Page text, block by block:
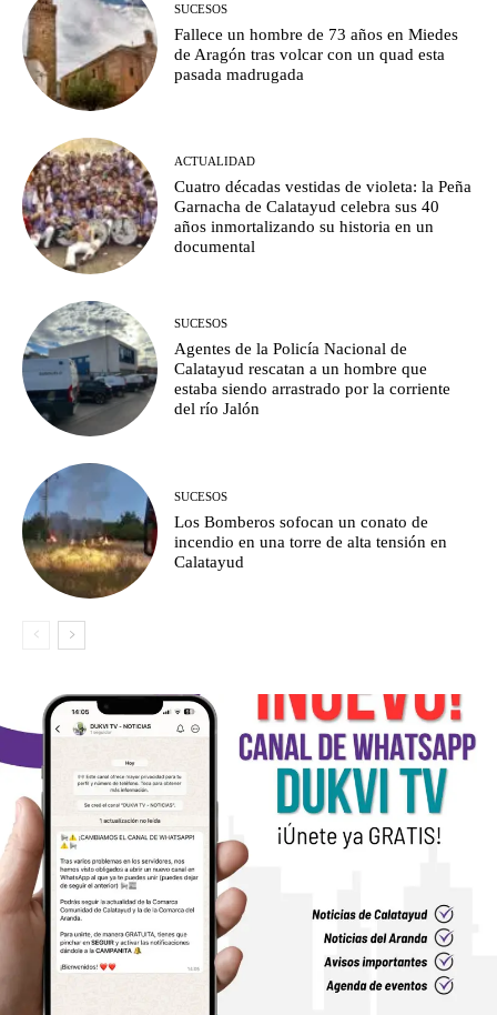
SUCESOS
Fallece un hombre de 73 años en Miedes
de Aragón tras volcar con un quad esta
pasada madrugada
ACTUALIDAD
Cuatro décadas vestidas de violeta: la Peña
Garnacha de Calatayud celebra sus 40
años inmortalizando su historia en un
documental
SUCESOS
Agentes de la Policía Nacional de
Calatayud rescatan a un hombre que
estaba siendo arrastrado por la corriente
del río Jalón
SUCESOS
Los Bomberos sofocan un conato de
incendio en una torre de alta tensión en
Calatayud